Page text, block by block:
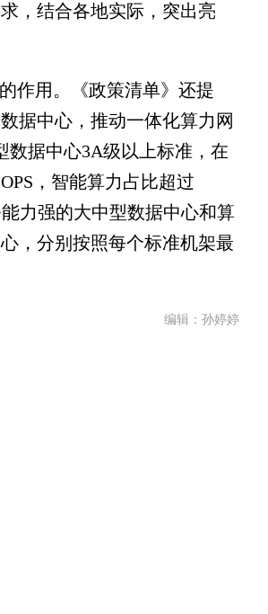
，结合各地实际，突出亮
作用。《政策清单》还提
据中心，推动一体化算力网
数据中心3A级以上标准，在
，智能算力占比超过
力强的大中型数据中心和算
，分别按照每个标准机架最
编辑：孙婷婷